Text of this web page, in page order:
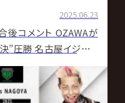
2025.06.23
コメント OZAWAが
”圧勝 名古屋イジりで
く